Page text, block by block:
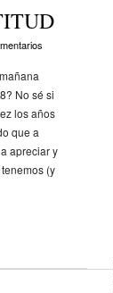
No sé si
los años
que a
apreciar y
(y